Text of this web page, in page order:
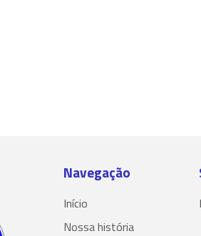
Navegação
Início
Nossa história